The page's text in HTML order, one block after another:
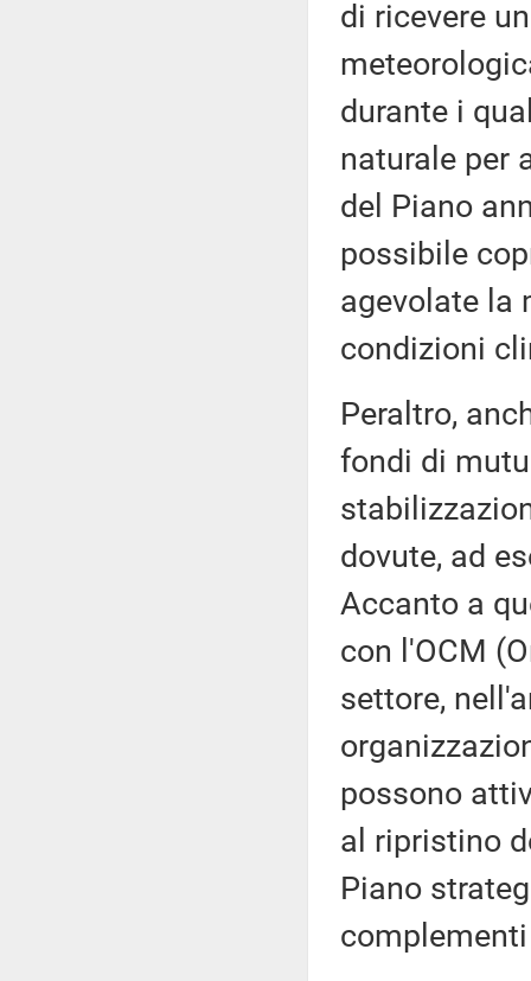
di ricevere
durante i
naturale per
del Piano
possibile
agevolate la
condizioni
Peraltro,
fondi di
dovute, ad
Accanto a
con l'OCM
settore,
possono
al ripristino
Piano